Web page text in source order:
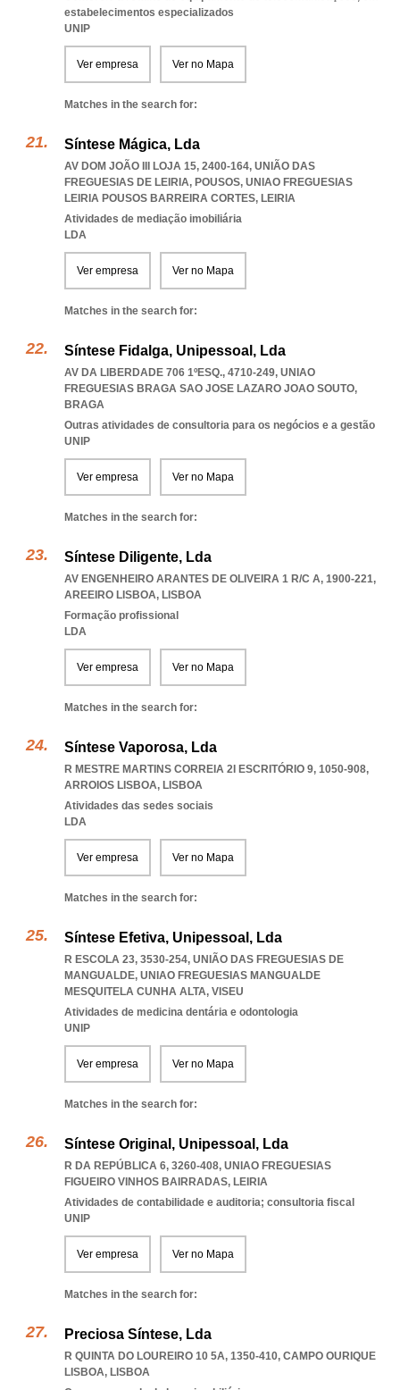
estabelecimentos especializados
UNIP
Ver empresa Ver no Mapa
Matches in the search for:
Síntese Mágica, Lda
AV DOM JOÃO III LOJA 15, 2400-164, UNIÃO DAS
FREGUESIAS DE LEIRIA, POUSOS, UNIAO FREGUESIAS
LEIRIA POUSOS BARREIRA CORTES, LEIRIA
Atividades de mediação imobiliária
LDA
Ver empresa Ver no Mapa
Matches in the search for:
Síntese Fidalga, Unipessoal, Lda
AV DA LIBERDADE 706 1ºESQ., 4710-249, UNIAO
FREGUESIAS BRAGA SAO JOSE LAZARO JOAO SOUTO,
BRAGA
Outras atividades de consultoria para os negócios e a gestão
UNIP
Ver empresa Ver no Mapa
Matches in the search for:
Síntese Diligente, Lda
AV ENGENHEIRO ARANTES DE OLIVEIRA 1 R/C A, 1900-221,
AREEIRO LISBOA, LISBOA
Formação profissional
LDA
Ver empresa Ver no Mapa
Matches in the search for:
Síntese Vaporosa, Lda
R MESTRE MARTINS CORREIA 2I ESCRITÓRIO 9, 1050-908,
ARROIOS LISBOA, LISBOA
Atividades das sedes sociais
LDA
Ver empresa Ver no Mapa
Matches in the search for:
Síntese Efetiva, Unipessoal, Lda
R ESCOLA 23, 3530-254, UNIÃO DAS FREGUESIAS DE
MANGUALDE, UNIAO FREGUESIAS MANGUALDE
MESQUITELA CUNHA ALTA, VISEU
Atividades de medicina dentária e odontologia
UNIP
Ver empresa Ver no Mapa
Matches in the search for:
Síntese Original, Unipessoal, Lda
R DA REPÚBLICA 6, 3260-408, UNIAO FREGUESIAS
FIGUEIRO VINHOS BAIRRADAS, LEIRIA
Atividades de contabilidade e auditoria; consultoria fiscal
UNIP
Ver empresa Ver no Mapa
Matches in the search for:
Preciosa Síntese, Lda
R QUINTA DO LOUREIRO 10 5A, 1350-410, CAMPO OURIQUE
LISBOA, LISBOA